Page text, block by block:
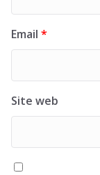
Email *
Site web